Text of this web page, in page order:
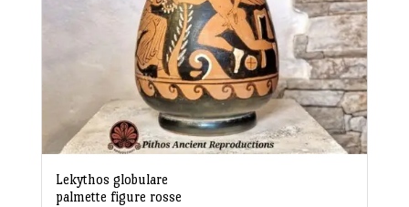
Lekythos globulare
palmette figure rosse